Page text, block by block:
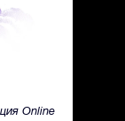
Online